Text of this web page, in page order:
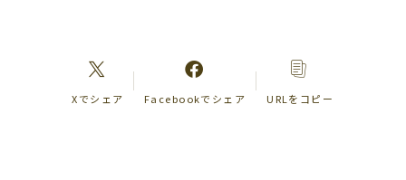
Xでシェア Facebookでシェア URLをコピー